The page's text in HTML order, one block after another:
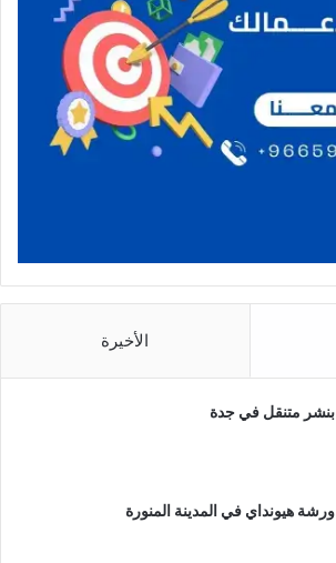
الأخيرة
بنشر متنقل في جدة
ورشة هيونداي في المدينة المنورة